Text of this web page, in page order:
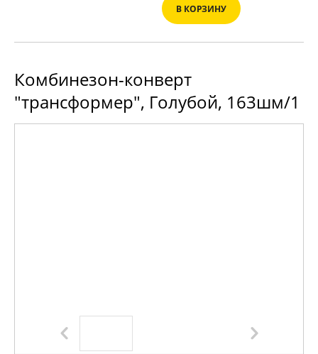
В КОРЗИНУ
Комбинезон-конверт
"трансформер", Голубой, 163шм/1